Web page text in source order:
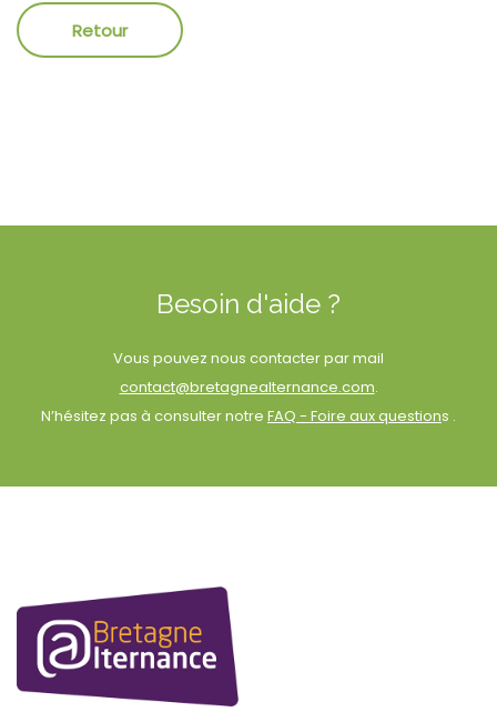
Besoin d'aide ?
Vous pouvez nous contacter par mail
contact@bretagnealternance.com.
N’hésitez pas à consulter notre FAQ - Foire aux questions .